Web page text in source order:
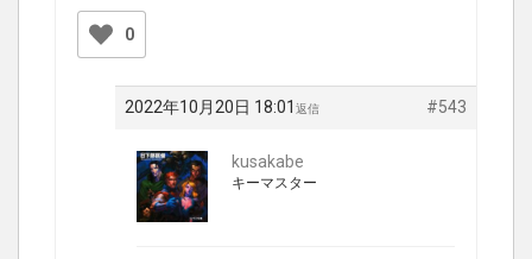
0
2022年10月20日 18:01 #543
返信
kusakabe
キーマスター